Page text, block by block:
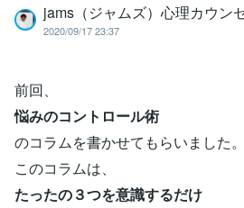
jams（ジャムズ）心理カウン
2020/09/17 23:37
前回、
悩みのコントロール術
のコラムを書かせてもらいました。
このコラムは、
たったの３つを意識するだけ